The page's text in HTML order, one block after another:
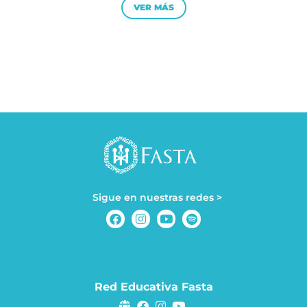
VER MÁS
Sigue en nuestras redes >
Red Educativa Fasta